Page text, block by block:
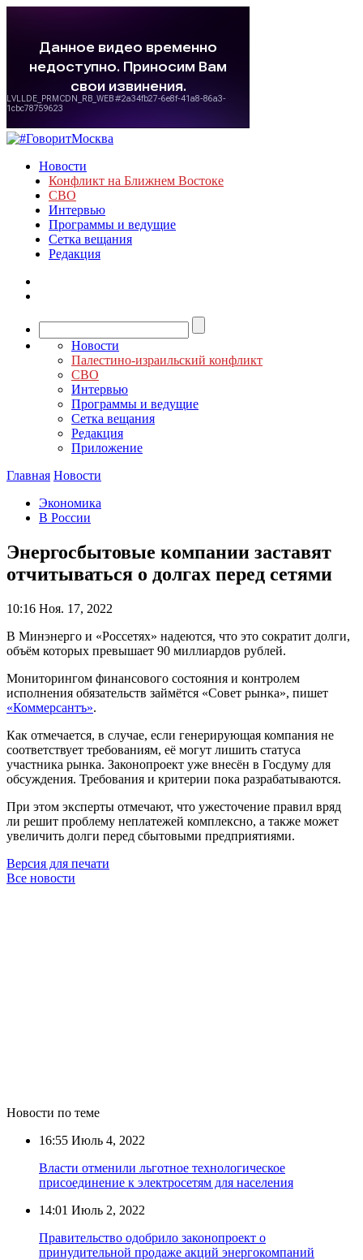
Новости
Конфликт на Ближнем Востоке
СВО
Интервью
Программы и ведущие
Сетка вещания
Редакция
Новости
Палестино-израильский конфликт
СВО
Интервью
Программы и ведущие
Сетка вещания
Редакция
Приложение
Главная Новости
Экономика
В России
Энергосбытовые компании заставят
отчитываться о долгах перед сетями
10:16 Ноя. 17, 2022
В Минэнерго и «Россетях» надеются, что это сократит долги,
объём которых превышает 90 миллиардов рублей.
Мониторингом финансового состояния и контролем
исполнения обязательств займётся «Совет рынка», пишет
«Коммерсантъ».
Как отмечается, в случае, если генерирующая компания не
соответствует требованиям, её могут лишить статуса
участника рынка. Законопроект уже внесён в Госдуму для
обсуждения. Требования и критерии пока разрабатываются.
При этом эксперты отмечают, что ужесточение правил вряд
ли решит проблему неплатежей комплексно, а также может
увеличить долги перед сбытовыми предприятиями.
Версия для печати
Все новости
Новости по теме
16:55 Июль 4, 2022
Власти отменили льготное технологическое
присоединение к электросетям для населения
14:01 Июль 2, 2022
Правительство одобрило законопроект о
принудительной продаже акций энергокомпаний